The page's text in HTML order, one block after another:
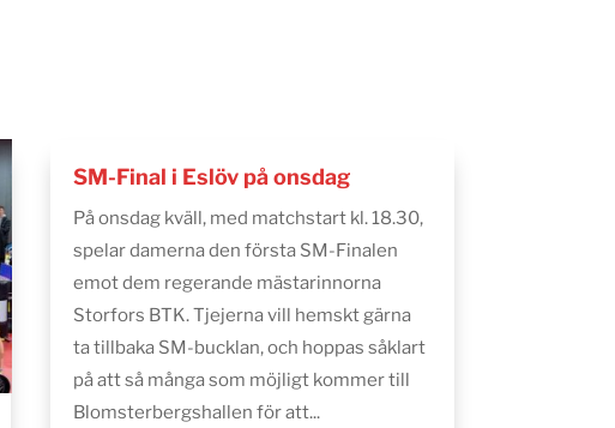
SM-Final i Eslöv på onsdag
På onsdag kväll, med matchstart kl. 18.30,
spelar damerna den första SM-Finalen
emot dem regerande mästarinnorna
Storfors BTK. Tjejerna vill hemskt gärna
ta tillbaka SM-bucklan, och hoppas såklart
på att så många som möjligt kommer till
Blomsterbergshallen för att...